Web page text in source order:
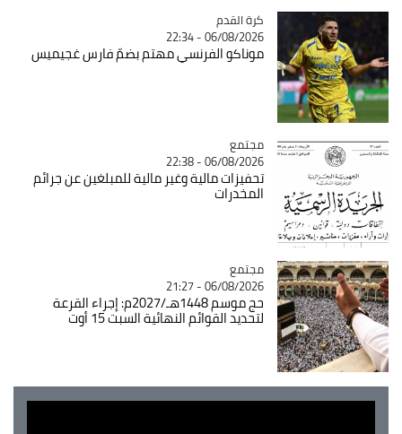
Catégorie
كرة القدم
06/08/2026 - 22:34
موناكو الفرنسي مهتم بضمّ فارس غجيميس
Catégorie
مجتمع
06/08/2026 - 22:38
تحفيزات مالية وغير مالية للمبلغين عن جرائم
المخدرات
Catégorie
مجتمع
06/08/2026 - 21:27
حج موسم 1448هـ/2027م: إجراء القرعة
لتحديد القوائم النهائية السبت 15 أوت